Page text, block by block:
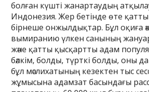
болған күшті жанартаудың
Индонезия. Жер бетінде өте
бірнеше онжылдықтар. Бұл оқиға
вымиранию үлкен санының
және қатты қысқартты адам
бәлкім, болды, түрткі болды, оны
бұл мәслихатының кезектен тыс
жұмысына адамзат басындағы